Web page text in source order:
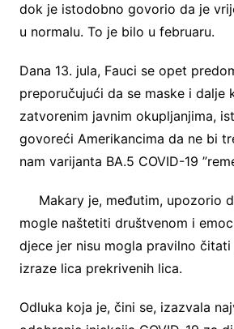
dok je istodobno govorio da je
u normalu. To je bilo u februaru.
Dana 13. jula, Fauci se opet
preporučujući da se maske i dalje
zatvorenim javnim okupljanjima,
govoreći Amerikancima da ne bi
nam varijanta BA.5 COVID-19
Makary je, međutim, upozorio
mogle naštetiti društvenom i
djece jer nisu mogla pravilno
izraze lica prekrivenih lica.
Odluka koja je, čini se, izazvala